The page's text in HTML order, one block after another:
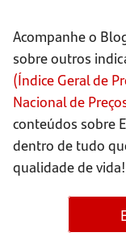
Acompanhe o
sobre outros
(Índice Geral de
Nacional de
conteúdos sobre
dentro de tudo
qualidade de vida!